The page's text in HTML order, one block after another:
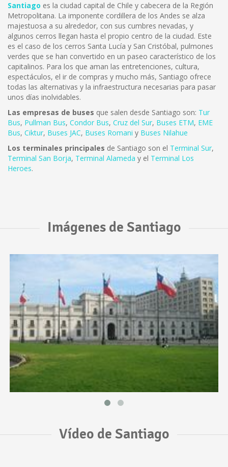
Santiago es la ciudad capital de Chile y cabecera de la Región
Metropolitana. La imponente cordillera de los Andes se alza
majestuosa a su alrededor, con sus cumbres nevadas, y
algunos cerros llegan hasta el propio centro de la ciudad. Este
es el caso de los cerros Santa Lucía y San Cristóbal, pulmones
verdes que se han convertido en un paseo característico de los
capitalinos. Para los que aman las entretenciones, cultura,
espectáculos, el ir de compras y mucho más, Santiago ofrece
todas las alternativas y la infraestructura necesarias para pasar
unos días inolvidables.
Las empresas de buses que salen desde Santiago son: Tur
Bus, Pullman Bus, Condor Bus, Cruz del Sur, Buses ETM, EME
Bus, Ciktur, Buses JAC, Buses Romani y Buses Nilahue
Los terminales principales de Santiago son el Terminal Sur,
Terminal San Borja, Terminal Alameda y el Terminal Los
Heroes.
Imágenes de Santiago
Vídeo de Santiago